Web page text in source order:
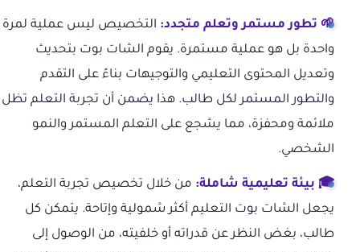
🌱 تطور مستمر وتعلم متجدد: التخصيص ليس عملية لمرة
واحدة بل هو عملية مستمرة. يقوم الشات بوت بتحديث
وتعديل المحتوى التعليمي والتوجيهات بناءً على التقدم
والتطور المستمر لكل طالب. هذا يضمن أن تجربة التعلم تظل
ملائمة ومحفزة، مما يشجع على التعلم المستمر والنمو
الشخصي.
🎓 بيئة تعليمية شاملة: من خلال تخصيص تجربة التعلم،
يجعل الشات بوت التعليم أكثر شمولية وإتاحة. يتمكن كل
طالب، بغض النظر عن قدراته أو خلفيته، من الوصول إلى